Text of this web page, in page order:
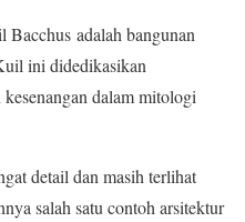
adalah bangunan
ini didedikasikan
dalam mitologi
detail dan masih terlihat
salah satu contoh arsitektur